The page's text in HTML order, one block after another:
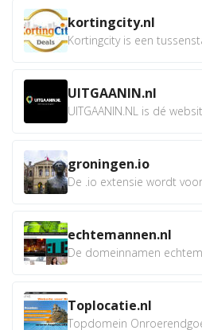
kortingcity.nl
UITGAANIN.nl
groningen.io
echtemannen.nl
Toplocatie.nl